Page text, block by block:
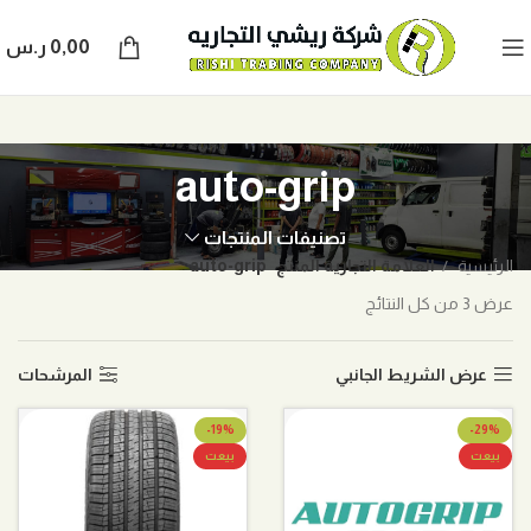
0,00 ر.س
auto-grip
تصنيفات المنتجات
الرئيسية العلامة التجارية المنتج auto-grip
عرض ⁦3⁩ من كل النتائج
عرض الشريط الجانبي المرشحات
-29%
بيعت
-19%
بيعت